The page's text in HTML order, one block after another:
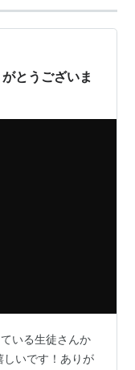
とうございま
いる生徒さんか
しいです！ありが